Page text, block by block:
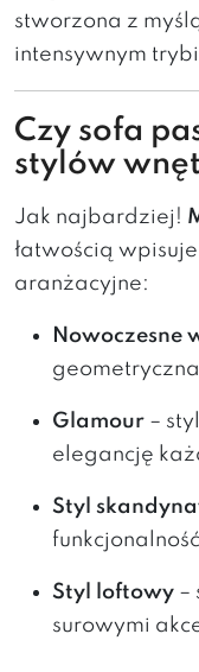
stworzona z
intensywnym
Czy sofa
stylów
Jak najbardziej!
łatwością
aranżacyjne:
Nowoczesne
Glamour –
elegancję
Styl
funkcjonalność
Styl loftowy –
surowymi